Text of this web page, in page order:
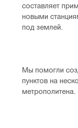
составляет
новыми
под землей.
Мы помогли
пунктов на
метрополитена.